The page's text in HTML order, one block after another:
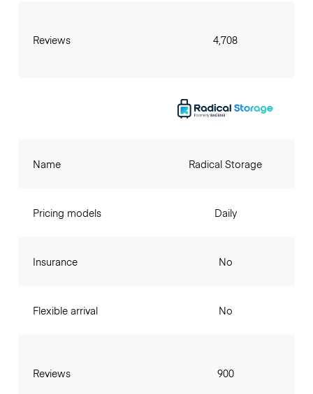
Reviews 4,708
Name
Pricing models
Insurance
Flexible arrival
Reviews
Radical Storage
Daily
No
No
900